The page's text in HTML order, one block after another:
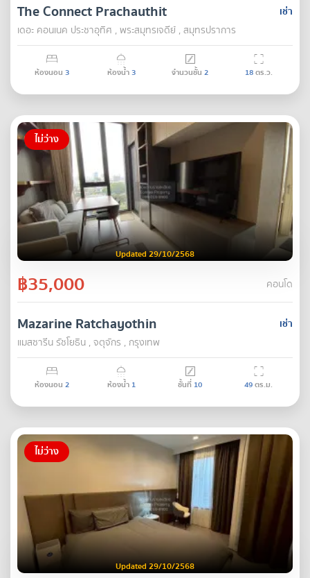
เช่า
The Connect Prachauthit
เดอะ คอนเนค ประชาอุทิศ , พระสมุทรเจดีย์ , สมุทรปราการ
ห้องนอน 3 ห้องน้ำ3 จำนวนชั้น 2 18ตร.ว.
ไม่ว่าง
Updated 29/10/2568
฿35,000 คอนโด
เช่า
Mazarine Ratchayothin
แมสซารีน รัชโยธิน , จตุจักร , กรุงเทพ
ห้องนอน 2 ห้องน้ำ 1 ชั้นที่ 10 49ตร.ม.
ไม่ว่าง
Updated 29/10/2568